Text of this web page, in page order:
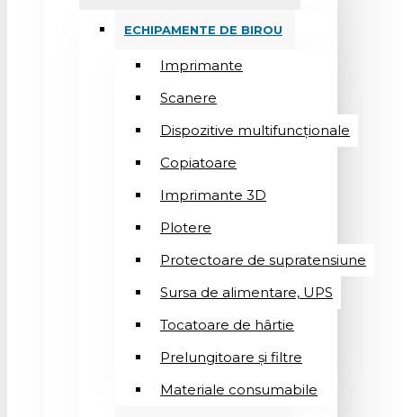
ECHIPAMENTE DE BIROU
Imprimante
Scanere
Dispozitive multifuncționale
Copiatoare
Imprimante 3D
Plotere
Protectoare de supratensiune
Sursa de alimentare, UPS
Tocatoare de hârtie
Prelungitoare și filtre
Materiale consumabile